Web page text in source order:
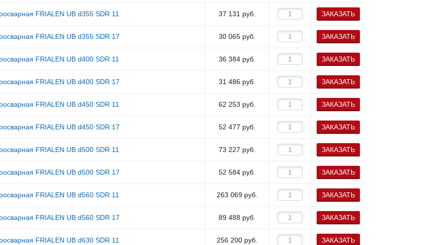
FRIALEN UB d355 SDR 11 37 131 руб. ЗАКАЗАТЬ
FRIALEN UB d355 SDR 17 30 065 руб. ЗАКАЗАТЬ
FRIALEN UB d400 SDR 11 36 384 руб. ЗАКАЗАТЬ
FRIALEN UB d400 SDR 17 31 486 руб. ЗАКАЗАТЬ
FRIALEN UB d450 SDR 11 62 253 руб. ЗАКАЗАТЬ
FRIALEN UB d450 SDR 17 52 477 руб. ЗАКАЗАТЬ
FRIALEN UB d500 SDR 11 73 227 руб. ЗАКАЗАТЬ
FRIALEN UB d500 SDR 17 52 584 руб. ЗАКАЗАТЬ
FRIALEN UB d560 SDR 11 263 069 руб. ЗАКАЗАТЬ
FRIALEN UB d560 SDR 17 89 488 руб. ЗАКАЗАТЬ
FRIALEN UB d630 SDR 11 256 200 руб. ЗАКАЗАТЬ